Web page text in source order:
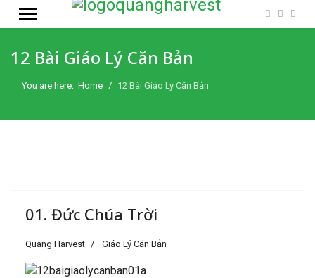
12 Bài Giáo Lý Căn Bản
You are here: Home 12 Bài Giáo Lý Căn Bản
01. Đức Chúa Trời
Quang Harvest Giáo Lý Căn Bản